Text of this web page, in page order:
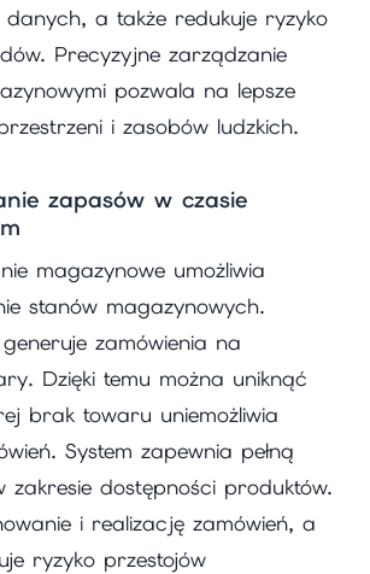
a także redukuje ryzyko
Precyzyjne zarządzanie
pozwala na lepsze
i zasobów ludzkich.
zapasów w czasie
magazynowe umożliwia
stanów magazynowych.
zamówienia na
Dzięki temu można uniknąć
brak towaru uniemożliwia
System zapewnia pełną
zakresie dostępności produktów.
i realizację zamówień, a
ryzyko przestojów